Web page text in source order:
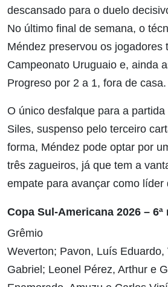
descansado para o duelo
No último final de semana, o
Méndez preservou os jogadores
Campeonato Uruguaio e, ainda
Progreso por 2 a 1, fora de casa.
O único desfalque para a
Siles, suspenso pelo terceiro
forma, Méndez pode optar por
três zagueiros, já que tem a
empate para avançar como líder
Copa Sul-Americana 2026 – 6ª
Grêmio
Weverton; Pavon, Luís Eduardo,
Gabriel; Leonel Pérez, Arthur e